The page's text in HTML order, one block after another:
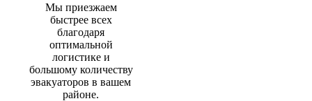
Мы приезжаем
быстрее всех
благодаря
оптимальной
логистике и
большому количеству
эвакуаторов в вашем
районе.